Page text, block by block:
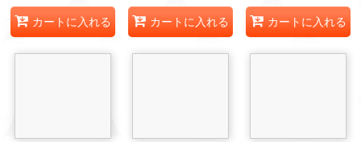
カートに入れる カートに入れる カートに入れる